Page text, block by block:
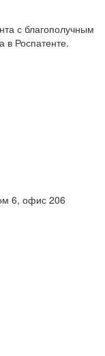
с благополучным
в Роспатенте.
6, офис 206